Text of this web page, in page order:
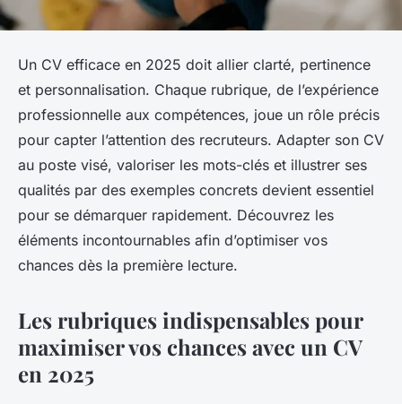
Un CV efficace en 2025 doit allier clarté, pertinence
et personnalisation. Chaque rubrique, de l’expérience
professionnelle aux compétences, joue un rôle précis
pour capter l’attention des recruteurs. Adapter son CV
au poste visé, valoriser les mots-clés et illustrer ses
qualités par des exemples concrets devient essentiel
pour se démarquer rapidement. Découvrez les
éléments incontournables afin d’optimiser vos
chances dès la première lecture.
Les rubriques indispensables pour
maximiser vos chances avec un CV
en 2025